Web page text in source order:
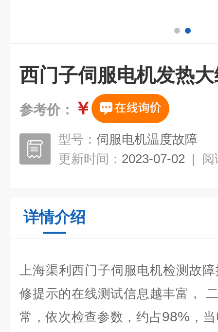
西门子伺服电机发热
参考价： ￥
型号： 伺服电机温度故障
更新时间： 2023-07-02 | 阅
详情介绍
上海渠利西门子伺服电机检测故
修提示的在线测试信息越丰富，
常，依次检查参数，约占98% ，